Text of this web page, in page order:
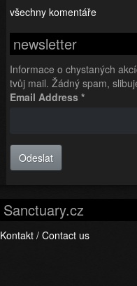
všechny komentáře
newsletter
Informace o chystaných
tvůj mail. Žádný spam,
Email Address *
Odeslat
Sanctuary.cz
Kontakt / Contact us